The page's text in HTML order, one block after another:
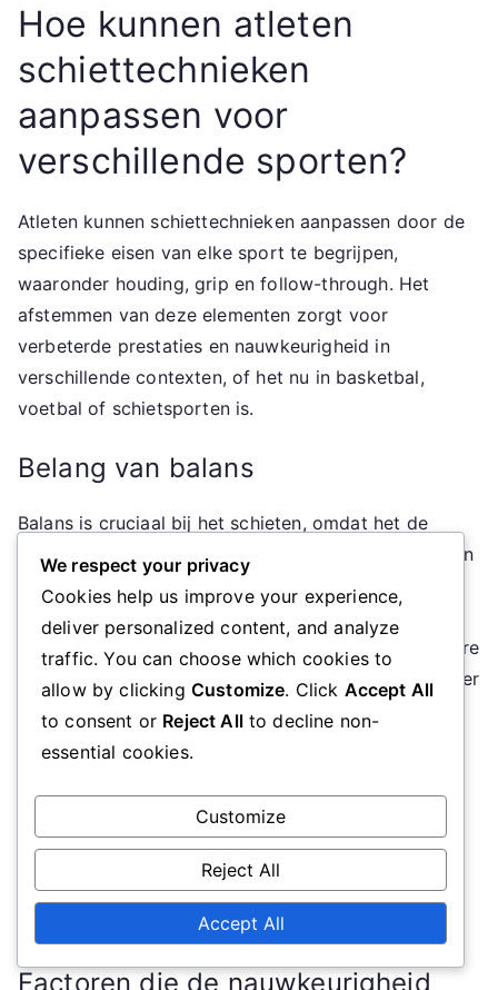
Hoe kunnen atleten
schiettechnieken
aanpassen voor
verschillende sporten?
Atleten kunnen schiettechnieken aanpassen door de
specifieke eisen van elke sport te begrijpen,
waaronder houding, grip en follow-through. Het
afstemmen van deze elementen zorgt voor
verbeterde prestaties en nauwkeurigheid in
verschillende contexten, of het nu in basketbal,
voetbal of schietsporten is.
Belang van balans
Balans is cruciaal bij het schieten, omdat het de
stabiliteit en controle beïnvloedt. Atleten moeten een
laag zwaartepunt behouden en hun gewicht
gelijkmatig verdelen om hun schiethouding te
verbeteren. Deze stabiliteit zorgt voor nauwkeurigere
schoten, vooral wanneer ze in beweging zijn of onder
Het oefenen van balansoefeningen, zoals staan op
één been of dynamische bewegingen, kan atleten
helpen de nodige stabiliteit te ontwikkelen. Het
integreren van deze oefeningen in reguliere
trainingsroutines zal leiden tot verbeterde
schietprestaties in de loop van de tijd.
Factoren die de nauwkeurigheid
We respect your privacy
Cookies help us improve your experience,
deliver personalized content, and analyze
traffic. You can choose which cookies to
allow by clicking Customize. Click Accept All
to consent or Reject Allto decline non-
essential cookies.
Customize
Reject All
Accept All